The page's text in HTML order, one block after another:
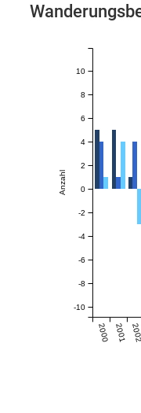
2000 2001 2002
Anzahl
-10
-8
-6
-4
-2
0
2
4
6
8
10